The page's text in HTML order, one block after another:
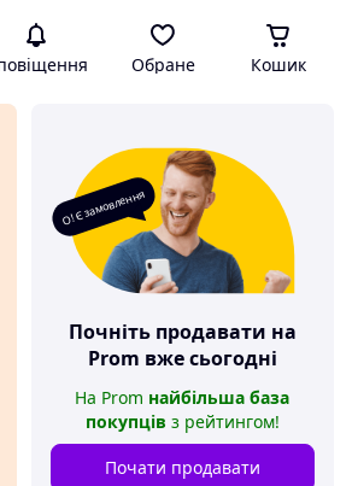
Обране Кошик
О! Є замовлення
Почніть продавати на
Prom вже сьогодні
На Prom найбільша база
покупців з рейтингом!
Почати продавати